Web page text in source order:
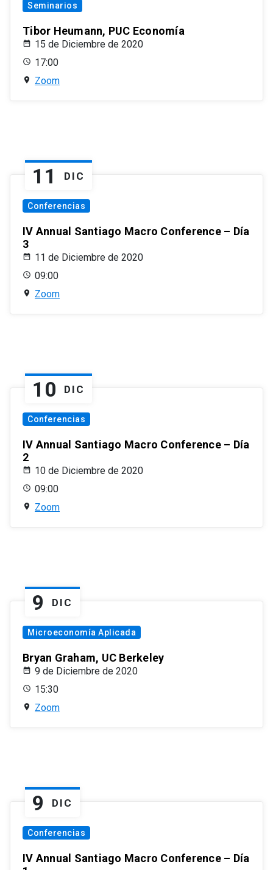
Seminarios
Tibor Heumann, PUC Economía
15 de Diciembre de 2020
17:00
Zoom
11 DIC
Conferencias
IV Annual Santiago Macro Conference – Día
3
11 de Diciembre de 2020
09:00
Zoom
10 DIC
Conferencias
IV Annual Santiago Macro Conference – Día
2
10 de Diciembre de 2020
09:00
Zoom
9 DIC
Microeconomía Aplicada
Bryan Graham, UC Berkeley
9 de Diciembre de 2020
15:30
Zoom
9 DIC
Conferencias
IV Annual Santiago Macro Conference – Día